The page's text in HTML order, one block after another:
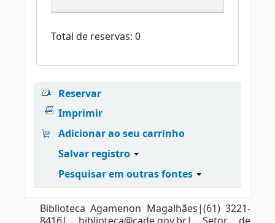
Total de reservas: 0
Reservar
Imprimir
Adicionar ao seu carrinho
Salvar registro
Pesquisar em outras fontes
Biblioteca Agamenon Magalhães|(61) 3221-